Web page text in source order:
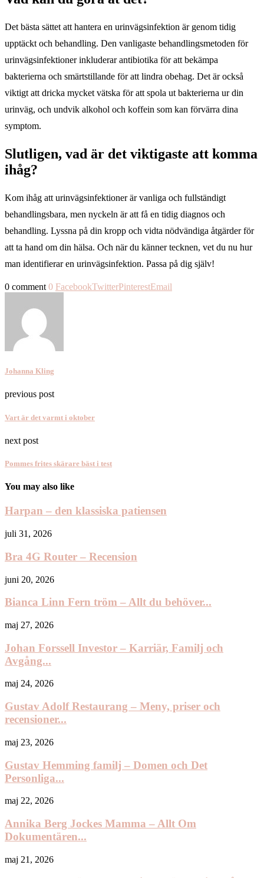
Det bästa sättet att hantera en urinvägsinfektion är genom tidig
upptäckt och behandling. Den vanligaste behandlingsmetoden för
urinvägsinfektioner inkluderar antibiotika för att bekämpa
bakterierna och smärtstillande för att lindra obehag. Det är också
viktigt att dricka mycket vätska för att spola ut bakterierna ur din
urinväg, och undvik alkohol och koffein som kan förvärra dina
symptom.
Slutligen, vad är det viktigaste att komma
ihåg?
Kom ihåg att urinvägsinfektioner är vanliga och fullständigt
behandlingsbara, men nyckeln är att få en tidig diagnos och
behandling. Lyssna på din kropp och vidta nödvändiga åtgärder för
att ta hand om din hälsa. Och när du känner tecknen, vet du nu hur
man identifierar en urinvägsinfektion. Passa på dig själv!
0 comment 0 FacebookTwitterPinterestEmail
Johanna Kling
previous post
Vart är det varmt i oktober
next post
Pommes frites skärare bäst i test
You may also like
Harpan – den klassiska patiensen
juli 31, 2026
Bra 4G Router – Recension
juni 20, 2026
Bianca Linn Fern tröm – Allt du behöver...
maj 27, 2026
Johan Forssell Investor – Karriär, Familj och
Avgång...
maj 24, 2026
Gustav Adolf Restaurang – Meny, priser och
recensioner...
maj 23, 2026
Gustav Hemming familj – Domen och Det
Personliga...
maj 22, 2026
Annika Berg Jockes Mamma – Allt Om
Dokumentären...
maj 21, 2026